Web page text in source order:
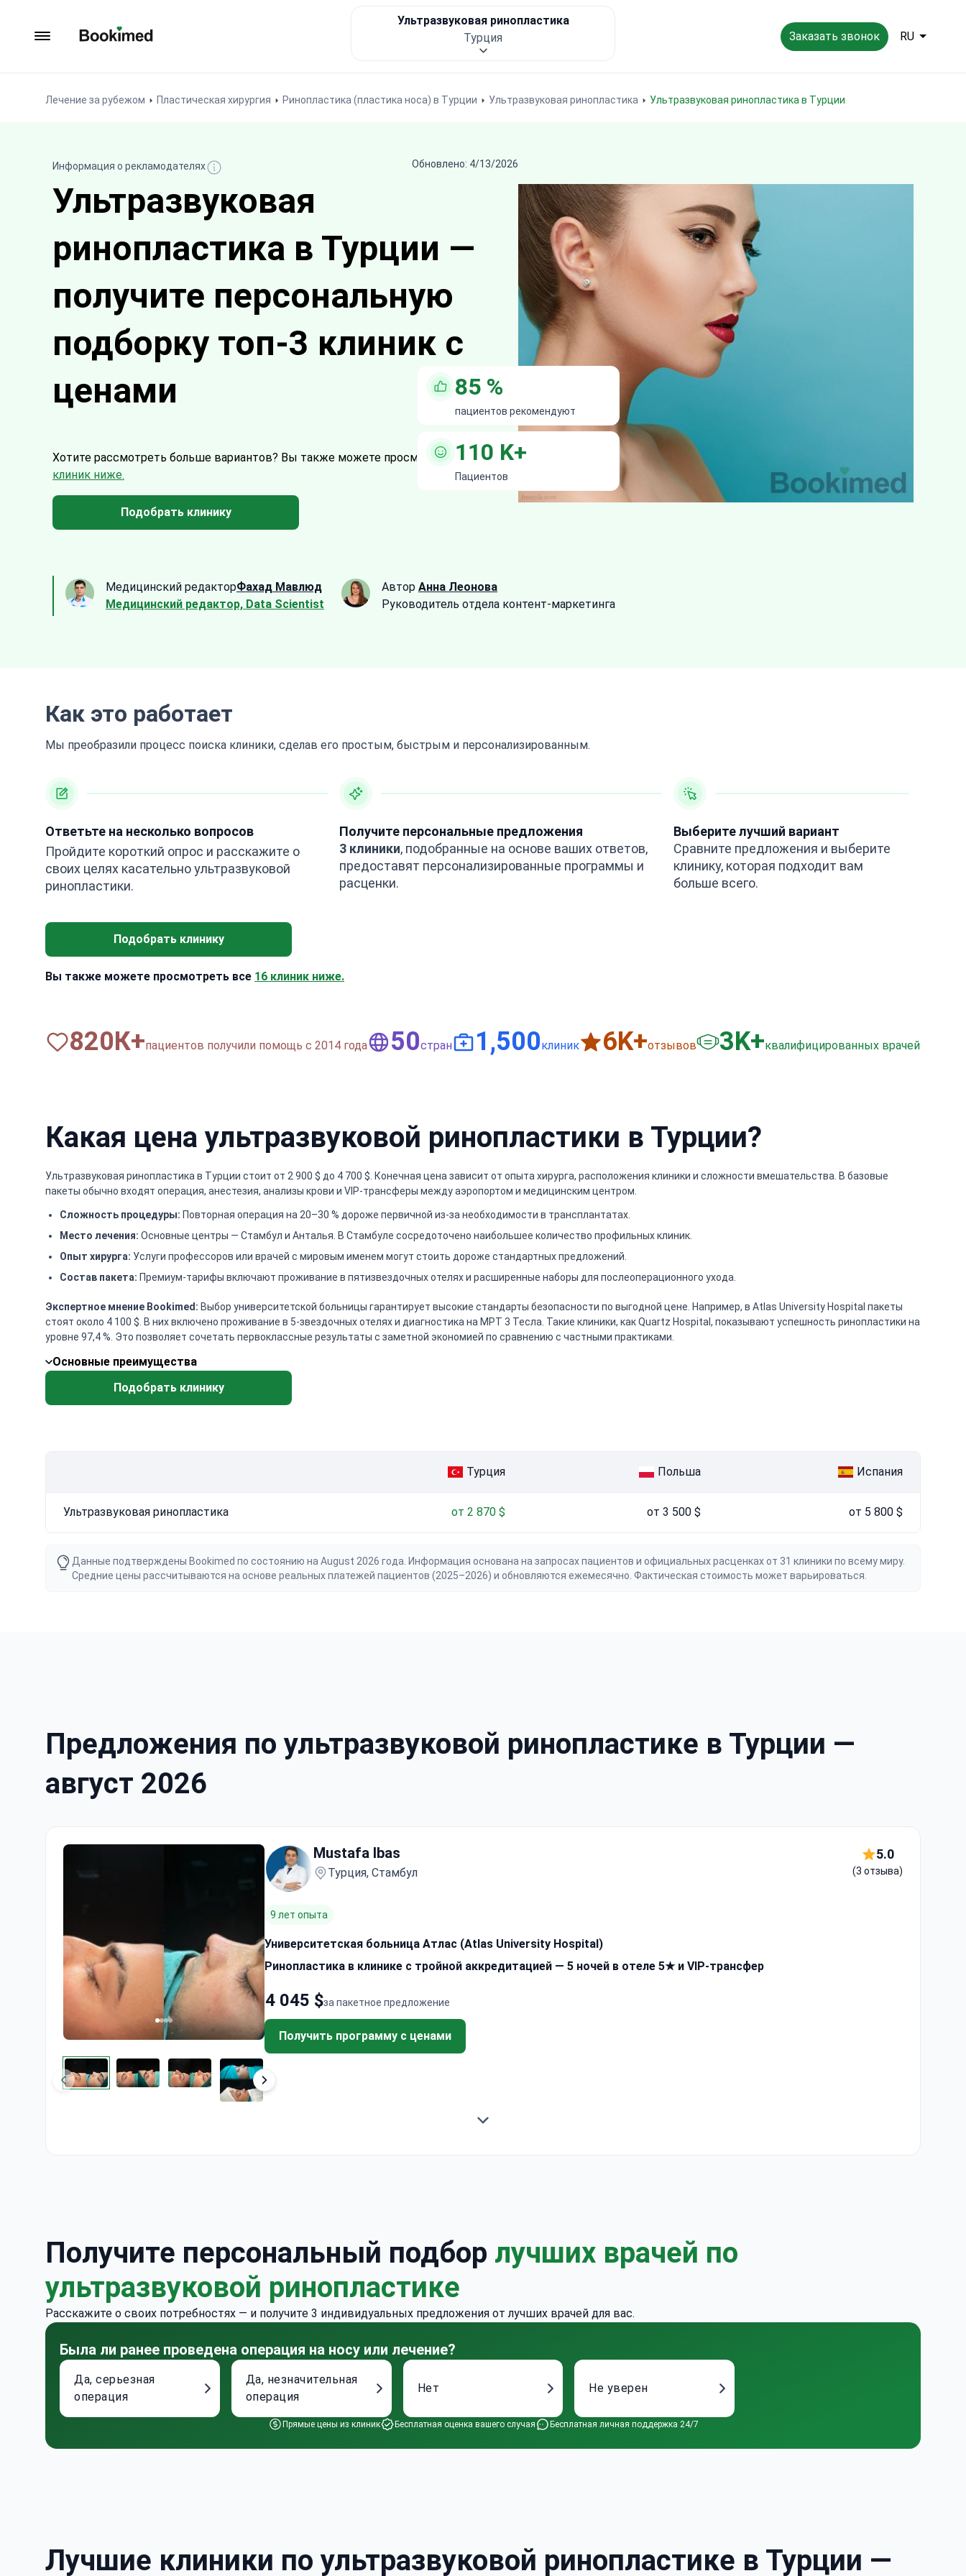
Заказать звонок RU
Лечение за рубежом Пластическая хирургия Ринопластика (пластика носа) в Турции Ультразвуковая ринопластика Ультразвуковая ринопластика в Турции
Ультразвуковая ринопластика
Турция
Информация о рекламодателях Обновлено: 4/13/2026
Ультразвуковая
ринопластика в Турции —
получите персональную
подборку топ-3 клиник с
ценами
Хотите рассмотреть больше вариантов? Вы также можете просмотреть все16
клиник ниже.
Подобрать клинику
85 %
пациентов рекомендуют
110 K+
Пациентов
Медицинский редакторФахад Мавлюд
Медицинский редактор, Data Scientist
Автор Анна Леонова
Руководитель отдела контент-маркетинга
Как это работает
Мы преобразили процесс поиска клиники, сделав его простым, быстрым и персонализированным.
Ответьте на несколько вопросов
Пройдите короткий опрос и расскажите о
своих целях касательно ультразвуковой
ринопластики.
Получите персональные предложения
3 клиники, подобранные на основе ваших ответов,
предоставят персонализированные программы и
расценки.
Выберите лучший вариант
Сравните предложения и выберите
клинику, которая подходит вам
больше всего.
Подобрать клинику
Вы также можете просмотреть все 16 клиник ниже.
820К+пациентов получили помощь с 2014 года 50стран 1,500клиник 6K+отзывов 3K+квалифицированных врачей
Какая цена ультразвуковой ринопластики в Турции?
Ультразвуковая ринопластика в Турции стоит от 2 900 $ до 4 700 $. Конечная цена зависит от опыта хирурга, расположения клиники и сложности вмешательства. В базовые
пакеты обычно входят операция, анестезия, анализы крови и VIP-трансферы между аэропортом и медицинским центром.
Сложность процедуры: Повторная операция на 20–30 % дороже первичной из-за необходимости в трансплантатах.
Место лечения: Основные центры — Стамбул и Анталья. В Стамбуле сосредоточено наибольшее количество профильных клиник.
Опыт хирурга: Услуги профессоров или врачей с мировым именем могут стоить дороже стандартных предложений.
Состав пакета: Премиум-тарифы включают проживание в пятизвездочных отелях и расширенные наборы для послеоперационного ухода.
Экспертное мнение Bookimed: Выбор университетской больницы гарантирует высокие стандарты безопасности по выгодной цене. Например, в Atlas University Hospital пакеты
стоят около 4 100 $. В них включено проживание в 5-звездочных отелях и диагностика на МРТ 3 Тесла. Такие клиники, как Quartz Hospital, показывают успешность ринопластики на
уровне 97,4 %. Это позволяет сочетать первоклассные результаты с заметной экономией по сравнению с частными практиками.
Основные преимущества
Подобрать клинику
Турция Польша Испания
Ультразвуковая ринопластика от 2 870 $ от 3 500 $ от 5 800 $
Данные подтверждены Bookimed по состоянию на August 2026 года. Информация основана на запросах пациентов и официальных расценках от 31 клиники по всему миру.
Средние цены рассчитываются на основе реальных платежей пациентов (2025–2026) и обновляются ежемесячно. Фактическая стоимость может варьироваться.
Предложения по ультразвуковой ринопластике в Турции —
август 2026
Mustafa Ibas
Турция, Стамбул
5.0
(3 отзыва)
9 лет опыта
Университетская больница Атлас (Atlas University Hospital)
Ринопластика в клинике с тройной аккредитацией — 5 ночей в отеле 5★ и VIP-трансфер
за пакетное предложение
4 045 $
Получить программу с ценами
Получите персональный подбор лучших врачей по
ультразвуковой ринопластике
Расскажите о своих потребностях — и получите 3 индивидуальных предложения от лучших врачей для вас.
Была ли ранее проведена операция на носу или лечение?
Да, серьезная
операция
Да, незначительная
операция
Нет Не уверен
Прямые цены из клиник Бесплатная оценка вашего случая Бесплатная личная поддержка 24/7
Лучшие клиники по ультразвуковой ринопластике в Турции —